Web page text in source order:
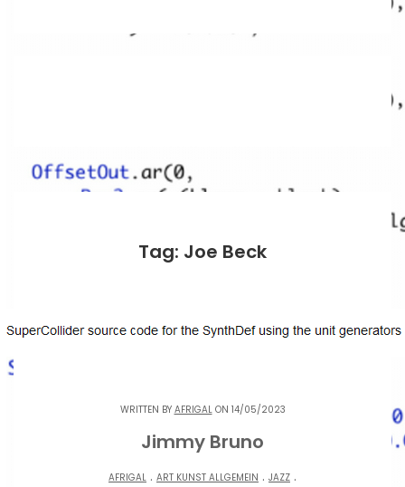
Tag: Joe Beck
WRITTEN BY AFRIGALON 14/05/2023
Jimmy Bruno
AFRIGAL . ART KUNST ALLGEMEIN . JAZZ .